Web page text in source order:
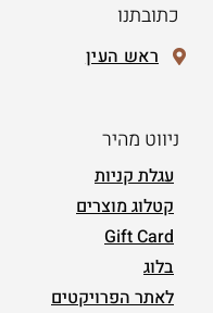
כתובתנו
ראש העין
ניווט מהיר
עגלת קניות
קטלוג מוצרים
Gift Card
בלוג
לאתר הפרויקטים